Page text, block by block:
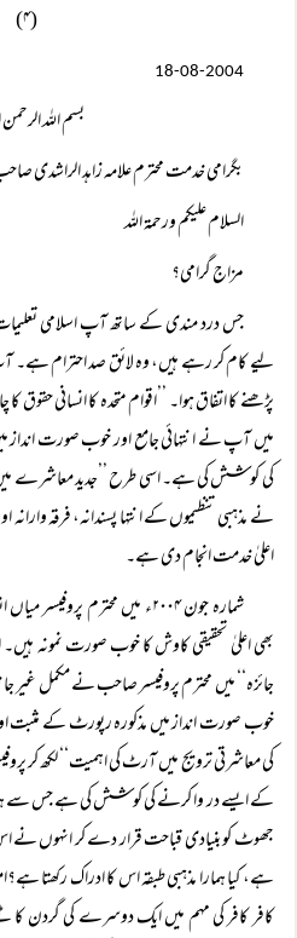
(۴)
18-08-2004
بسم اللہ
بگرامی خدمت محترم علامہ زاہد الراشدی
السلام علیکم ورحمۃ اللہ
مزاج گرامی؟
جس درد مندی کے ساتھ آپ اسلامی
پڑھنے کا اتفاق ہوا۔ ’’اقوام متحدہ کا انسانی حقوق
میں آپ نے انتہائی جامع اور خوب صورت انداز
کی کوشش کی ہے۔ اسی طرح ’’جدید معاشرے
نے مذہبی تنظیموں کے انتہا پسندانہ، فرقہ
اعلیٰ خدمت انجام دی ہے۔
شمارہ جون ۲۰۰۴ء میں محترم
بھی اعلیٰ تحقیقی کاوش کا خوب صورت نمونہ ہیں۔
جائزہ‘‘ میں محترم پروفیسر صاحب نے مکمل
خوب صورت انداز میں مذکورہ رپورٹ کے مثبت
کی معاشرتی ترویج میں آرٹ کی اہمیت‘‘ لکھ کر
کے ایسے در وا کرنے کی کوشش کی ہے جس سے
جھوٹ کو بنیادی قباحت قرار دے کر انہوں نے
ہے، کیا ہمارا مذہبی طبقہ اس کا ادراک رکھتا
کافر کافر کی مہم میں ایک دوسرے کی گردن